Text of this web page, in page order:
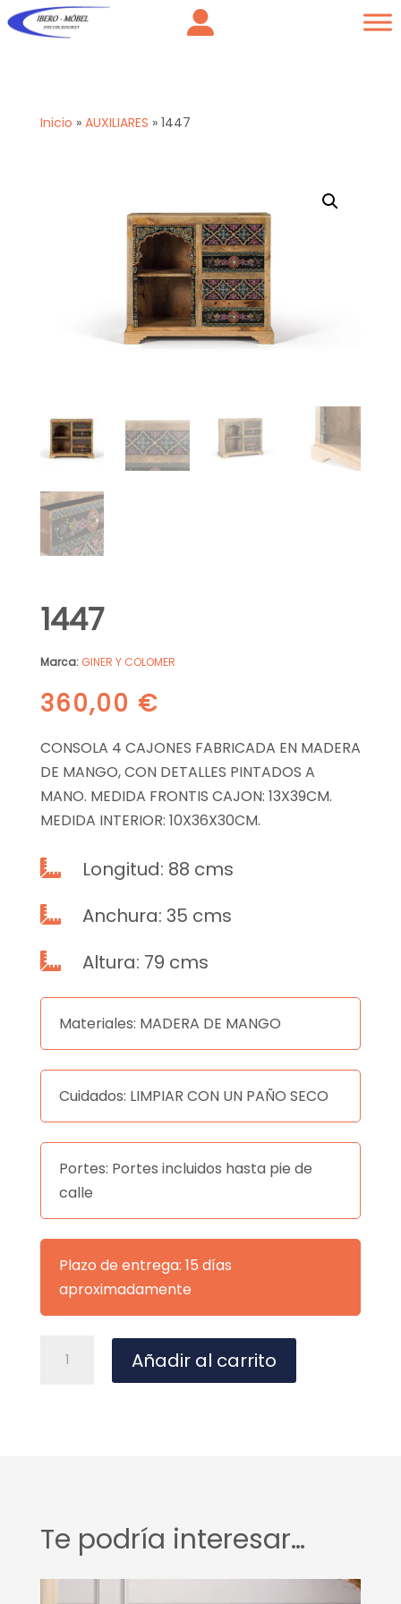
Inicio » AUXILIARES » 1447
1447
Marca: GINER Y COLOMER
360,00 €
CONSOLA 4 CAJONES FABRICADA EN MADERA
DE MANGO, CON DETALLES PINTADOS A
MANO. MEDIDA FRONTIS CAJON: 13X39CM.
MEDIDA INTERIOR: 10X36X30CM.
 Longitud: 88 cms
 Anchura: 35 cms
 Altura: 79 cms
Materiales: MADERA DE MANGO
Cuidados: LIMPIAR CON UN PAÑO SECO
Portes: Portes incluidos hasta pie de
calle
Plazo de entrega: 15 días
aproximadamente
cantidad
Añadir al carrito
i
Te podría interesar…